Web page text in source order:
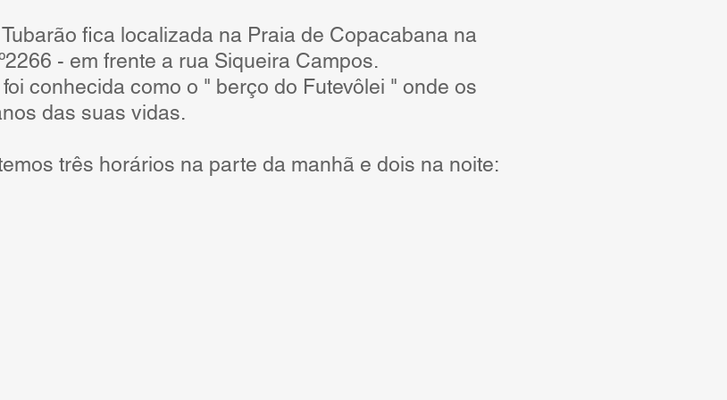
fica localizada na Praia de Copacabana na
- em frente a rua Siqueira Campos.
conhecida como o " berço do Futevôlei " onde os
das suas vidas.
três horários na parte da manhã e dois na noite: